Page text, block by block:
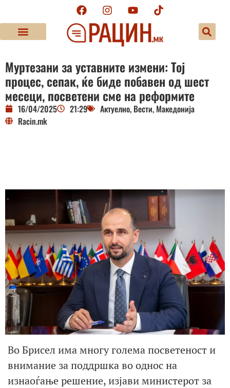
Муртезани за уставните измени: Тој
процес, сепак, ќе биде побавен од шест
месеци, посветени сме на реформите
16/04/2025 21:29 Актуелно, Вести, Македонија
Racin.mk
Во Брисел има многу голема посветеност и
внимание за поддршка во однос на
изнаоѓање решение, изјави министерот за